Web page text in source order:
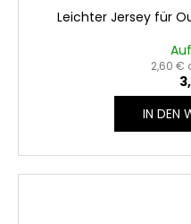
Leichter Jersey für
2,60 €
IN DEN